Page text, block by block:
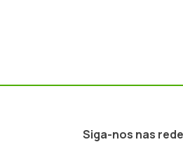
Siga-nos nas